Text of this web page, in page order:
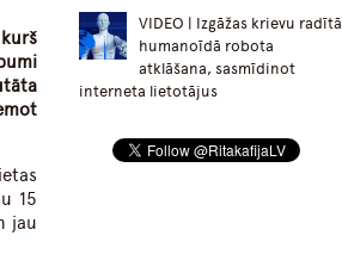
15
jau
VIDEO | Izgāžas krievu radītā
humanoīdā robota
atklāšana, sasmīdinot
interneta lietotājus